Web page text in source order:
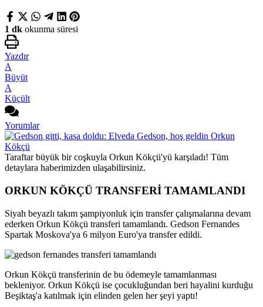
1 dk okunma süresi
Yazdır
A
Büyüt
A
Küçült
Yorumlar
Taraftar büyük bir coşkuyla Orkun Kökçü'yü karşıladı! Tüm
detaylara haberimizden ulaşabilirsiniz.
ORKUN KÖKÇÜ TRANSFERİ TAMAMLANDI
Siyah beyazlı takım şampiyonluk için transfer çalışmalarına devam
ederken Orkun Kökçü transferi tamamlandı. Gedson Fernandes
Spartak Moskova'ya 6 milyon Euro'ya transfer edildi.
Orkun Kökçü transferinin de bu ödemeyle tamamlanması
bekleniyor. Orkun Kökçü ise çocukluğundan beri hayalini kurduğu
Beşiktaş'a katılmak için elinden gelen her şeyi yaptı!